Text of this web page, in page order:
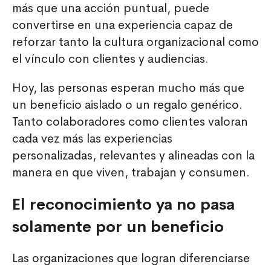
más que una acción puntual, puede
convertirse en una experiencia capaz de
reforzar tanto la cultura organizacional como
el vínculo con clientes y audiencias.
Hoy, las personas esperan mucho más que
un beneficio aislado o un regalo genérico.
Tanto colaboradores como clientes valoran
cada vez más las experiencias
personalizadas, relevantes y alineadas con la
manera en que viven, trabajan y consumen.
El reconocimiento ya no pasa
solamente por un beneficio
Las organizaciones que logran diferenciarse